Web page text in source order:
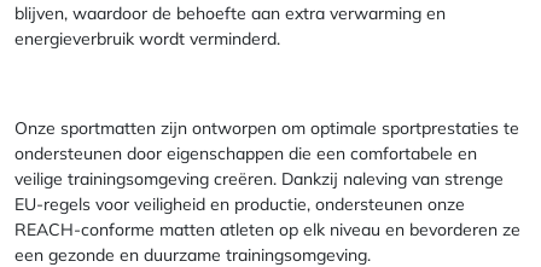
blijven, waardoor de behoefte aan extra verwarming en
energieverbruik wordt verminderd.
Onze sportmatten zijn ontworpen om optimale sportprestaties te
ondersteunen door eigenschappen die een comfortabele en
veilige trainingsomgeving creëren. Dankzij naleving van strenge
EU-regels voor veiligheid en productie, ondersteunen onze
REACH-conforme matten atleten op elk niveau en bevorderen ze
een gezonde en duurzame trainingsomgeving.